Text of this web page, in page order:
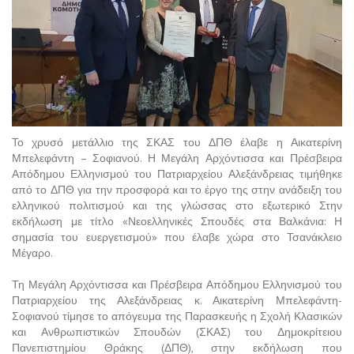
Το χρυσό μετάλλιο της ΣΚΑΣ του ΔΠΘ έλαβε η Αικατερίνη
Μπελεφάντη – Σοφιανού. Η Μεγάλη Αρχόντισσα και Πρέσβειρα
Απόδημου Ελληνισμού του Πατριαρχείου Αλεξάνδρειας τιμήθηκε
από το ΔΠΘ για την προσφορά και το έργο της στην ανάδειξη του
ελληνικού πολιτισμού και της γλώσσας στο εξωτερικό Στην
εκδήλωση με τίτλο «Νεοελληνικές Σπουδές στα Βαλκάνια: Η
σημασία του ευεργετισμού» που έλαβε χώρα στο Τσανάκλειο
Μέγαρο.
Τη Μεγάλη Αρχόντισσα και Πρέσβειρα Απόδημου Ελληνισμού του
Πατριαρχείου της Αλεξάνδρειας κ. Αικατερίνη Μπελεφάντη-
Σοφιανού τίμησε το απόγευμα της Παρασκευής η Σχολή Κλασικών
και Ανθρωπιστικών Σπουδών (ΣΚΑΣ) του Δημοκρίτειου
Πανεπιστημίου Θράκης (ΔΠΘ), στην εκδήλωση που